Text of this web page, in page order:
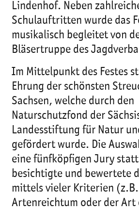
Lindenhof. Neben
Schulauftritten wurde das
musikalisch begleitet von
Bläsertruppe des
Im Mittelpunkt des Festes
Ehrung der schönsten
Sachsen, welche durch den
Naturschutzfond der
Landesstiftung für Natur
gefördert wurde. Die
eine fünfköpfigen Jury
besichtigte und bewertete
mittels vieler Kriterien (z.B.
Artenreichtum oder der Art